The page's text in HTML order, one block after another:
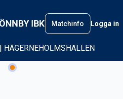
IBK Matchinfo Logga in
Betalning